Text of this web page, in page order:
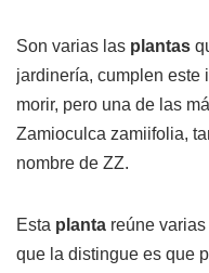
Son varias las plantas
jardinería, cumplen este
morir, pero una de las
Zamioculca zamiifolia,
nombre de ZZ.
Esta planta reúne
que la distingue es que